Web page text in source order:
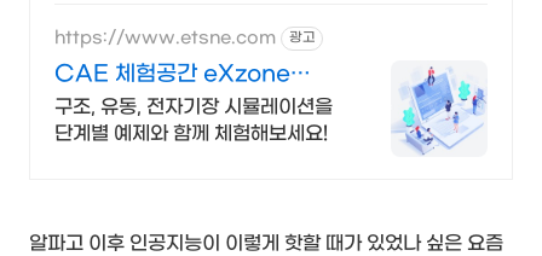
https://www.etsne.com 광고
CAE 체험공간 eXzone
ANSYS CAE 해석체험
구조, 유동, 전자기장 시뮬레이션을
단계별 예제와 함께 체험해보세요!
알파고 이후 인공지능이 이렇게 핫할 때가 있었나 싶은 요즘